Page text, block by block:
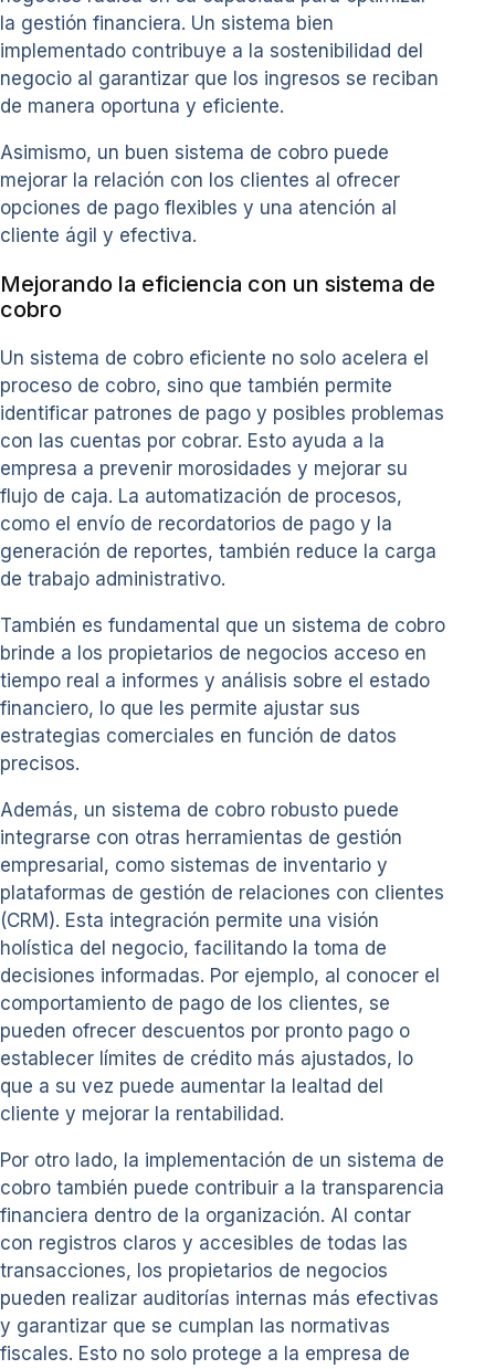
la gestión financiera. Un sistema bien
implementado contribuye a la sostenibilidad del
negocio al garantizar que los ingresos se reciban
de manera oportuna y eficiente.
Asimismo, un buen sistema de cobro puede
mejorar la relación con los clientes al ofrecer
opciones de pago flexibles y una atención al
cliente ágil y efectiva.
Mejorando la eficiencia con un sistema de
cobro
Un sistema de cobro eficiente no solo acelera el
proceso de cobro, sino que también permite
identificar patrones de pago y posibles problemas
con las cuentas por cobrar. Esto ayuda a la
empresa a prevenir morosidades y mejorar su
flujo de caja. La automatización de procesos,
como el envío de recordatorios de pago y la
generación de reportes, también reduce la carga
de trabajo administrativo.
También es fundamental que un sistema de cobro
brinde a los propietarios de negocios acceso en
tiempo real a informes y análisis sobre el estado
financiero, lo que les permite ajustar sus
estrategias comerciales en función de datos
precisos.
Además, un sistema de cobro robusto puede
integrarse con otras herramientas de gestión
empresarial, como sistemas de inventario y
plataformas de gestión de relaciones con clientes
(CRM). Esta integración permite una visión
holística del negocio, facilitando la toma de
decisiones informadas. Por ejemplo, al conocer el
comportamiento de pago de los clientes, se
pueden ofrecer descuentos por pronto pago o
establecer límites de crédito más ajustados, lo
que a su vez puede aumentar la lealtad del
cliente y mejorar la rentabilidad.
Por otro lado, la implementación de un sistema de
cobro también puede contribuir a la transparencia
financiera dentro de la organización. Al contar
con registros claros y accesibles de todas las
transacciones, los propietarios de negocios
pueden realizar auditorías internas más efectivas
y garantizar que se cumplan las normativas
fiscales. Esto no solo protege a la empresa de